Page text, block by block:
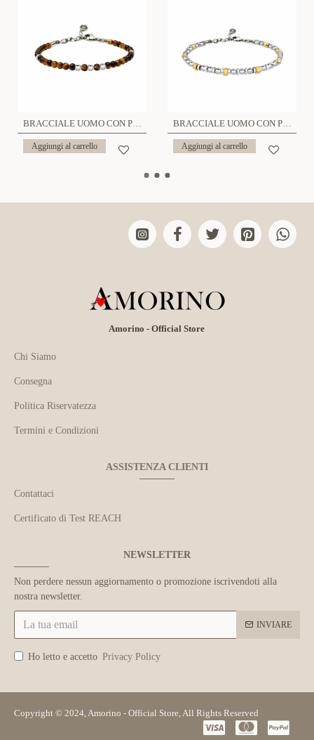
BRACCIALE UOMO CON PERLINE PIETRA - RD2372E206
Aggiungi al carrello
BRACCIALE UOMO CON PERLINE PIETRA - RD2388E205
Aggiungi al carrello
Amorino - Official Store
Chi Siamo
Consegna
Politica Riservatezza
Termini e Condizioni
ASSISTENZA CLIENTI
Contattaci
Certificato di Test REACH
NEWSLETTER
Non perdere nessun aggiornamento o promozione iscrivendoti alla
nostra newsletter.
INVIARE
Ho letto e accetto Privacy Policy
Copyright © 2024, Amorino - Official Store, All Rights Reserved